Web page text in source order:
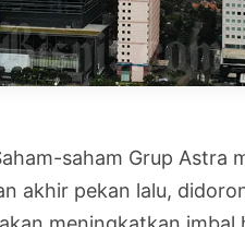
saham Grup Astra
akhir pekan lalu,